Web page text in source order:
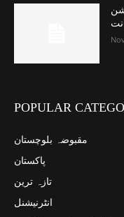
POPULAR
مقبوضہ بلوچستان
پاکستان
تازہ ترین
انٹرنیشنل